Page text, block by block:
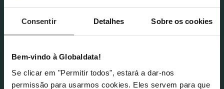
Consentir Detalhes Sobre os cookies
Bem-vindo à Globaldata!
Se clicar em "Permitir todos", estará a dar-nos
permissão para usarmos cookies. Eles servem para que